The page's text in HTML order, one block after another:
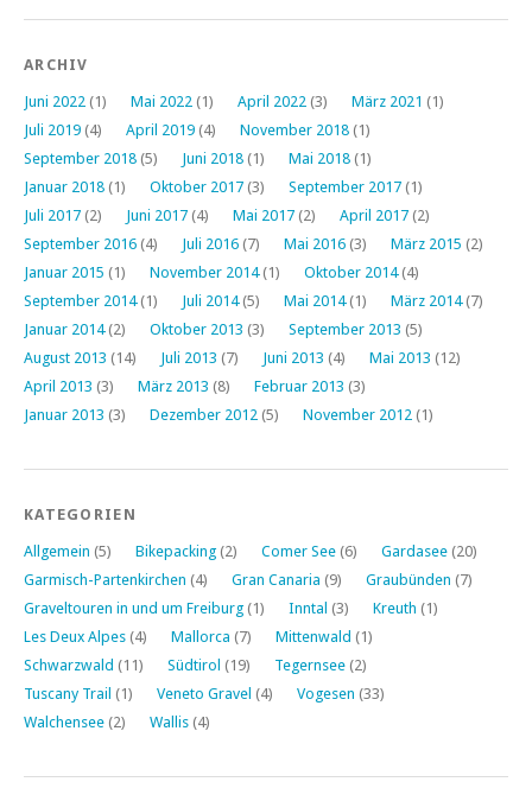
ARCHIV
Juni 2022 (1) Mai 2022 (1) April 2022 (3) März 2021 (1)
Juli 2019 (4) April 2019 (4) November 2018 (1)
September 2018 (5) Juni 2018 (1) Mai 2018 (1)
Januar 2018 (1) Oktober 2017 (3) September 2017 (1)
Juli 2017 (2) Juni 2017 (4) Mai 2017 (2) April 2017 (2)
September 2016 (4) Juli 2016 (7) Mai 2016 (3) März 2015 (2)
Januar 2015 (1) November 2014(1) Oktober 2014(4)
September 2014(1) Juli 2014(5) Mai 2014(1) März 2014(7)
Januar 2014(2) Oktober 2013 (3) September 2013 (5)
August 2013 (14) Juli 2013 (7) Juni 2013 (4) Mai 2013 (12)
April 2013 (3) März 2013 (8) Februar 2013 (3)
Januar 2013 (3) Dezember 2012 (5) November 2012 (1)
KATEGORIEN
Allgemein (5) Bikepacking (2) Comer See (6) Gardasee (20)
Garmisch-Partenkirchen (4) Gran Canaria (9) Graubünden (7)
Graveltouren in und um Freiburg (1) Inntal (3) Kreuth (1)
Les Deux Alpes (4) Mallorca (7) Mittenwald (1)
Schwarzwald (11) Südtirol (19) Tegernsee (2)
Tuscany Trail (1) Veneto Gravel (4) Vogesen (33)
Walchensee (2) Wallis (4)